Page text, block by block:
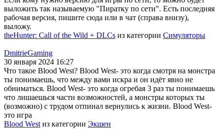
выложить так называемую "Пиратку по сети". Есть последняя
рабочая версия, пишите сюда или в чат (справа внизу),
выложу.
theHunter: Call of the Wild + DLCs из категории Симуляторы
DmitrieGaming
30 января 2024 16:27
Что такое Blood West? Blood West- это когда смотря на монстра
ты понимаешь, что между вами искра и он идёт явно не
обниматься. Blood West- это когда огребая 3 раз ты понимаешь
что лишаешься части возможностей, а монстры которых ты
(возможно) с трудом отпинал вернулись к жизни. Blood West-
это игра
Blood West из категории Экшен